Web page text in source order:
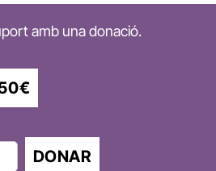
amb una donació.
DONAR